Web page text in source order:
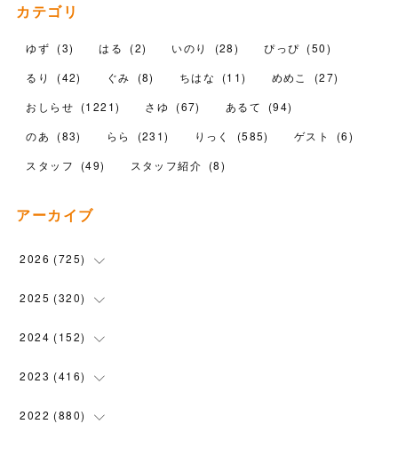
カテゴリ
ゆず (3) はる (2) いのり (28) ぴっぴ (50)
るり
(42) ぐみ (8) ちはな (11) めめこ (27)
おしらせ (1221) さゆ (67) あるて (94)
のあ
(83) らら (231) りっく (585) ゲスト (6)
スタッフ
(49) スタッフ紹介 (8)
アーカイブ
2026 (725)
(16)
(104
( 110
( 119
2025 (320)
(90)
( 100
(72)
2024 (152)
(5 )
(5)
2023 (416)
(28)
2022 (880)